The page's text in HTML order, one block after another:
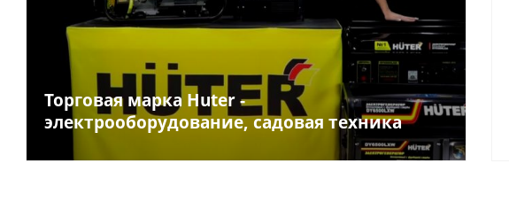
Торговая марка Huter -
электрооборудование, садовая техника